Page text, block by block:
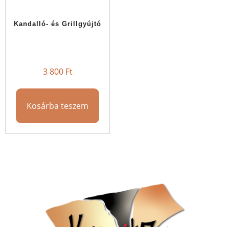
Kandalló- és Grillgyújtó
3 800 Ft
Kosárba teszem